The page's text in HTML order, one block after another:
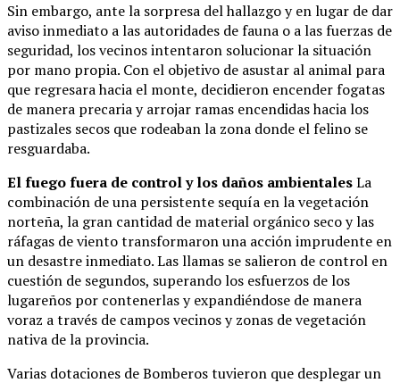
Sin embargo, ante la sorpresa del hallazgo y en lugar de dar
aviso inmediato a las autoridades de fauna o a las fuerzas de
seguridad, los vecinos intentaron solucionar la situación
por mano propia. Con el objetivo de asustar al animal para
que regresara hacia el monte, decidieron encender fogatas
de manera precaria y arrojar ramas encendidas hacia los
pastizales secos que rodeaban la zona donde el felino se
resguardaba.
El fuego fuera de control y los daños ambientalesLa
combinación de una persistente sequía en la vegetación
norteña, la gran cantidad de material orgánico seco y las
ráfagas de viento transformaron una acción imprudente en
un desastre inmediato. Las llamas se salieron de control en
cuestión de segundos, superando los esfuerzos de los
lugareños por contenerlas y expandiéndose de manera
voraz a través de campos vecinos y zonas de vegetación
nativa de la provincia.
Varias dotaciones de Bomberos tuvieron que desplegar un